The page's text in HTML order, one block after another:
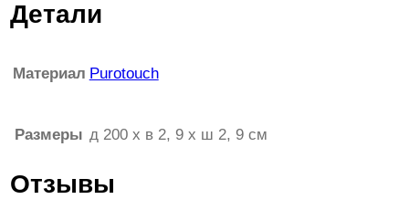
Детали
Материал Purotouch
Размеры д 200 x в 2, 9 x ш 2, 9 см
Отзывы